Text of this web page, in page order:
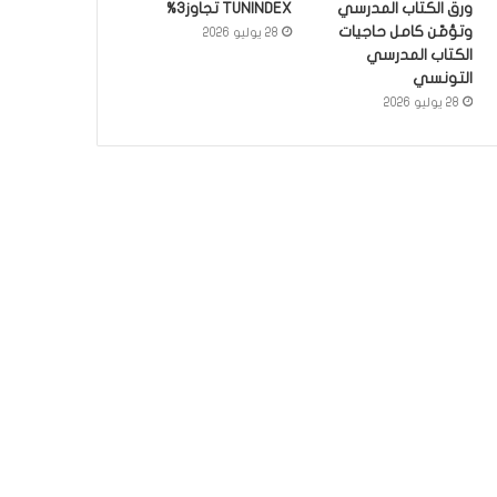
ورق الكتاب المدرسي
وتؤمّن كامل حاجيات
الكتاب المدرسي
التونسي
28 يوليو 2026
TUNINDEX تجاوز3%
28 يوليو 2026